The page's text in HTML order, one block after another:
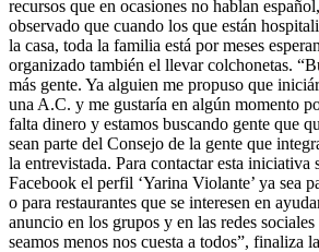
recursos que en ocasiones no hablan
observado que cuando los que están
la casa, toda la familia está por meses
organizado también el llevar colchonetas.
más gente. Ya alguien me propuso que
una A.C. y me gustaría en algún momento
falta dinero y estamos buscando gente que
sean parte del Consejo de la gente que
la entrevistada. Para contactar esta iniciativa
Facebook el perfil ‘Yarina Violante’ ya sea
o para restaurantes que se interesen en
anuncio en los grupos y en las redes
seamos menos nos cuesta a todos”, finaliza